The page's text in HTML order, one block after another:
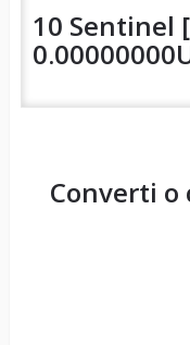
10 Sentinel
Converti o